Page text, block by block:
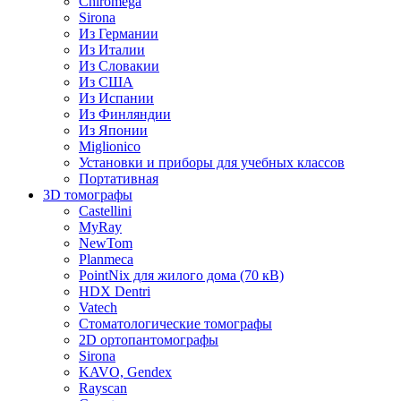
Sirona
Из Германии
Из Италии
Из Словакии
Из США
Из Испании
Из Финляндии
Из Японии
Miglionico
Установки и приборы для учебных классов
Портативная
3D томографы
Castellini
MyRay
NewTom
Planmeca
PointNix для жилого дома (70 кВ)
HDX Dentri
Vatech
Стоматологические томографы
2D ортопантомографы
Sirona
KAVO, Gendex
Rayscan